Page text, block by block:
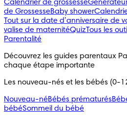
Calendrier de grossesse
de GrossesseBaby shower
Tout sur la date d’anniversaire de
valise de maternitéQuizTous les
Parentalité
Découvrez les guides parentaux
chaque étape importante
Les nouveau-nés et les bébés (0-
Nouveau-néBébés prématurés
bébéSommeil du bébé